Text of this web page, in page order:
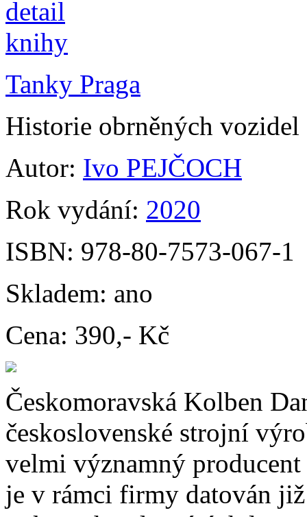
Tanky Praga
Historie obrněných
Autor: Ivo PEJČOCH
Rok vydání: 2020
ISBN: 978-80-7573-067-1
Skladem: ano
Cena: 390,- Kč
Českomoravská Kolben
československé strojní
velmi významný
je v rámci firmy datován